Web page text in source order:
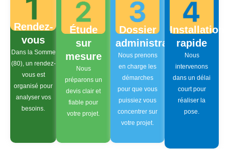
Rendez-
vous
Dans la Somme
(80), un rendez-
vous est
organisé pour
analyser vos
besoins.
Étude
sur
mesure
Nous
préparons un
devis clair et
fiable pour
votre projet.
Dossier
administratif
Nous prenons
en charge les
démarches
pour que vous
puissiez vous
concentrer sur
votre projet.
Installation
rapide
Nous
intervenons
dans un délai
court pour
réaliser la
pose.